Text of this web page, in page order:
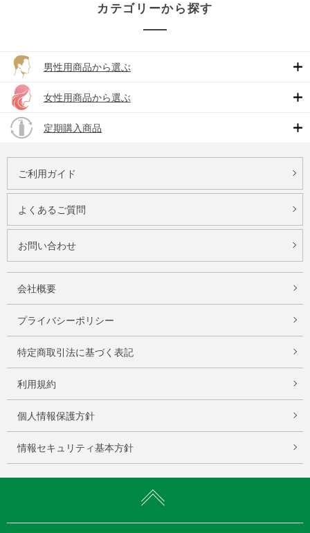
カテゴリーから探す
男性用商品から選ぶ
女性用商品から選ぶ
定期購入商品
ご利用ガイド
よくあるご質問
お問い合わせ
会社概要
プライバシーポリシー
特定商取引法に基づく表記
利用規約
個人情報保護方針
情報セキュリティ基本方針